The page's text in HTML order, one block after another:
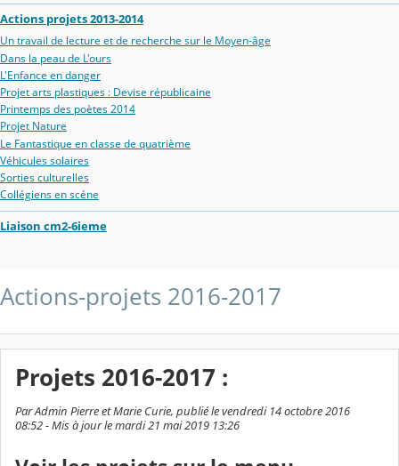
Actions projets 2013-2014
Un travail de lecture et de recherche sur le Moyen-âge
Dans la peau de L'ours
L'Enfance en danger
Projet arts plastiques : Devise républicaine
Printemps des poètes 2014
Projet Nature
Le Fantastique en classe de quatrième
Véhicules solaires
Sorties culturelles
Collégiens en scéne
Liaison cm2-6ieme
Actions-projets 2016-2017
Projets 2016-2017 :
Par Admin Pierre et Marie Curie, publié le vendredi 14 octobre 2016
08:52 - Mis à jour le mardi 21 mai 2019 13:26